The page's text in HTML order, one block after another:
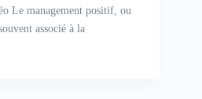
Le management positif, ou
associé à la